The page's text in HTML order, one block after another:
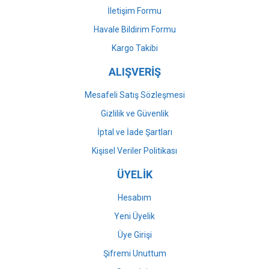
Gönder
İletişim Formu
Havale Bildirim Formu
Kargo Takibi
ALIŞVERİŞ
Mesafeli Satış Sözleşmesi
Gizlilik ve Güvenlik
İptal ve İade Şartları
Kişisel Veriler Politikası
ÜYELİK
Hesabım
Yeni Üyelik
Üye Girişi
Şifremi Unuttum